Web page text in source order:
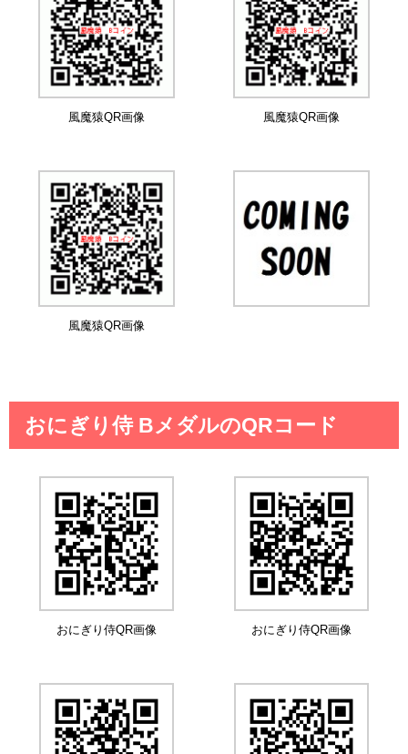
風魔猿QR画像 風魔猿QR画像
風魔猿QR画像
おにぎり侍 BメダルのQRコード
おにぎり侍QR画像 おにぎり侍QR画像